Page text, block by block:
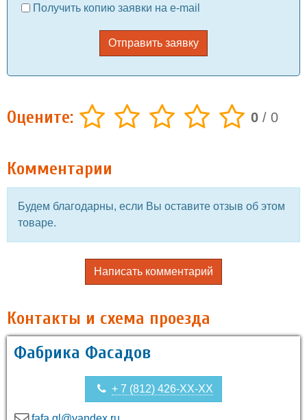
Получить копию заявки на e-mail
Отправить заявку
Оцените: 0 / 0
Комментарии
Будем благодарны, если Вы оставите отзыв об этом
товаре.
Написать комментарий
Контакты и схема проезда
Фабрика Фасадов
+ 7 (812) 426-XX-XX